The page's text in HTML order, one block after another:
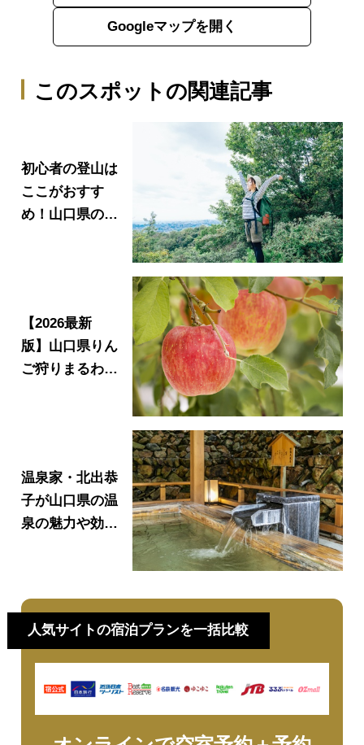
このスポットの関連記事
初心者の登山は
ここがおすす
め！山口県の名
【2026最新
版】山口県りん
ご狩りまるわか
温泉家・北出恭
子が山口県の温
泉の魅力や効果
Googleマップを開く
人気サイトの宿泊プランを一括比較